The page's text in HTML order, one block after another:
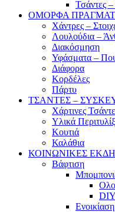
Τσάντες
ΟΜΟΡΦΑ
Χάντρες –
Λουλούδια –
Διακόσμηση
Υφάσματα –
Διάφορα
Κορδέλες
Πάρτυ
ΤΣΑΝΤΕΣ –
Χάρτινες
Υλικά
Κουτιά
Καλάθια
ΚΟΙΝΩΝΙΚΕΣ
Βάφτιση
DIY